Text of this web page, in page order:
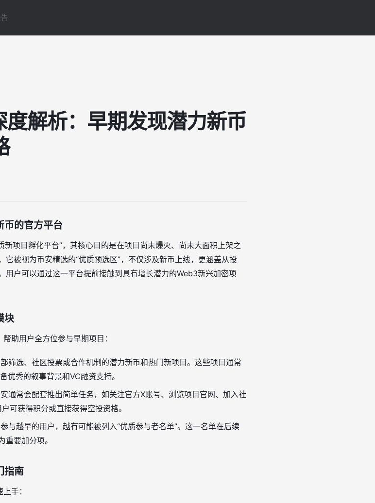
解析：早期发现潜力新币
币的官方平台
新项目孵化平台”，其核心目的是在项目尚未爆火、尚未大面积上架之
被视为币安精选的“优质预选区”，不仅涉及新币上线，更涵盖从投
用户可以通过这一平台提前接触到具有增长潜力的Web3新兴加密项
块
助用户全方位参与早期项目：
筛选、社区投票或合作机制的潜力新币和热门新项目。这些项目通常
优秀的叙事背景和VC融资支持。
通常会配套推出简单任务，如关注官方X账号、浏览项目官网、加入社
可获得积分或直接获得空投资格。
与越早的用户，越有可能被列入“优质参与者名单”。这一名单在后续
要加分项。
指南
手：